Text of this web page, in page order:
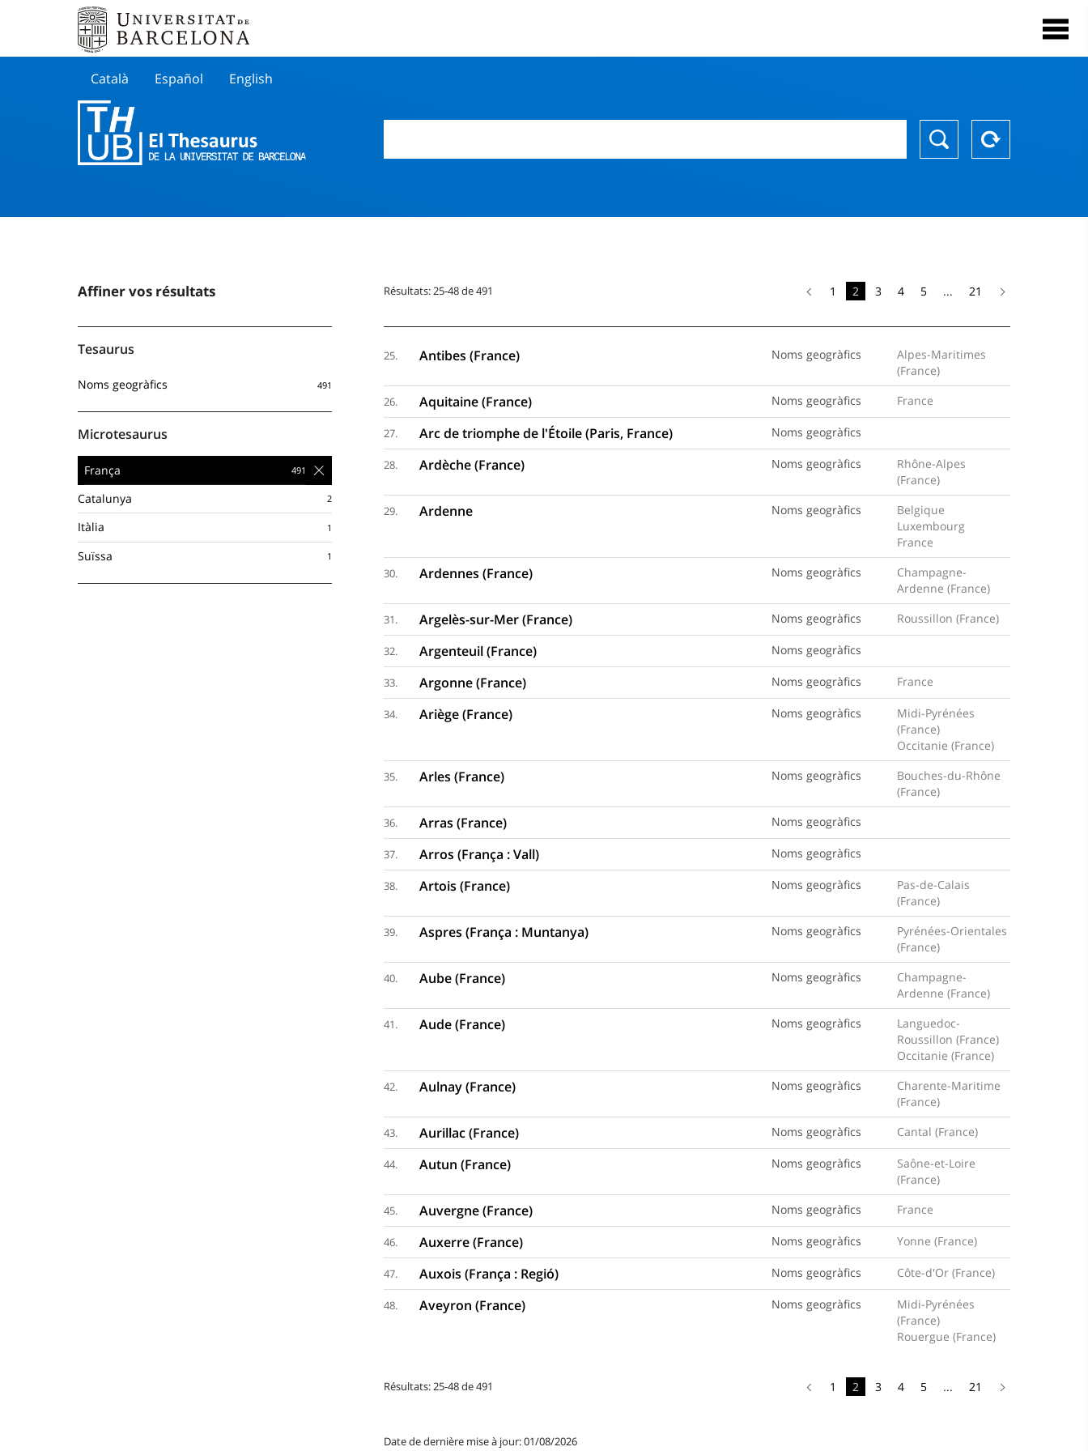
Català Español English
Affiner vos résultats
Tesaurus
Noms geogràfics
Microtesaurus
França
Catalunya
Itàlia
Suïssa
Résultats: 25-48 de 491 1 2 3 4 5 ... 21
25. Antibes (France) Noms geogràfics
Alpes-Maritimes
(France)
26. Aquitaine (France) Noms geogràfics France
27. Arc de triomphe de l'Étoile (Paris, France) Noms geogràfics
28. Ardèche (France) Noms geogràfics
Rhône-Alpes
(France)
29. Ardenne Noms geogràfics
Belgique
Luxembourg
France
30. Ardennes (France) Noms geogràfics
Champagne-
Ardenne (France)
31. Argelès-sur-Mer (France) Noms geogràfics Roussillon (France)
32. Argenteuil (France) Noms geogràfics
33. Argonne (France) Noms geogràfics France
34. Ariège (France) Noms geogràfics
Midi-Pyrénées
(France)
Occitanie (France)
35. Arles (France) Noms geogràfics
Bouches-du-Rhône
(France)
36. Arras (France) Noms geogràfics
37. Arros (França : Vall) Noms geogràfics
38. Artois (France) Noms geogràfics
Pas-de-Calais
(France)
39. Aspres (França : Muntanya) Noms geogràfics
Pyrénées-Orientales
(France)
40. Aube (France) Noms geogràfics
Champagne-
Ardenne (France)
41. Aude (France) Noms geogràfics
Languedoc-
Roussillon (France)
Occitanie (France)
42. Aulnay (France) Noms geogràfics
Charente-Maritime
(France)
43. Aurillac (France) Noms geogràfics Cantal (France)
44. Autun (France) Noms geogràfics
Saône-et-Loire
(France)
45. Auvergne (France) Noms geogràfics France
46. Auxerre (France) Noms geogràfics Yonne (France)
47. Auxois (França : Regió) Noms geogràfics Côte-d'Or (France)
48. Aveyron (France) Noms geogràfics
Midi-Pyrénées
(France)
Rouergue (France)
Résultats: 25-48 de 491 1 2 3 4 5 ... 21
Date de dernière mise à jour: 01/08/2026